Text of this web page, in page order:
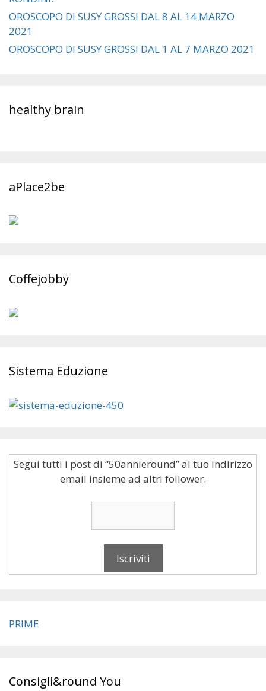
OROSCOPO DI SUSY GROSSI DAL 8 AL 14 MARZO
2021
OROSCOPO DI SUSY GROSSI DAL 1 AL 7 MARZO 2021
healthy brain
aPlace2be
Coffejobby
Sistema Eduzione
Segui tutti i post di “50annieround” al tuo indirizzo
email insieme ad altri follower.
PRIME
Consigli&round You